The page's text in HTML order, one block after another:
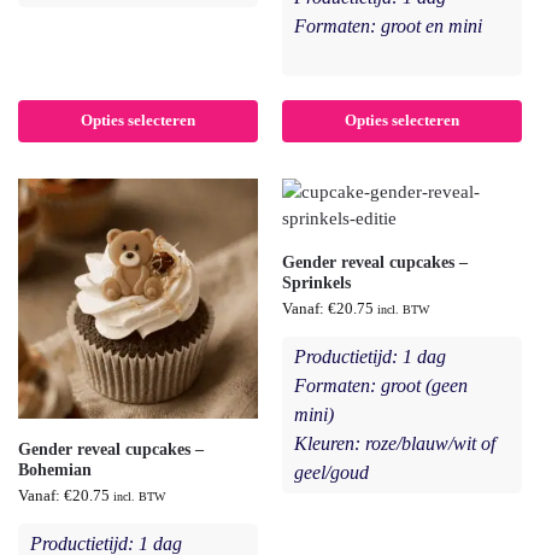
Opties selecteren
Formaten: groot en mini
Opties selecteren
Gender reveal cupcakes –
Bohemian
Vanaf: €20.75 incl. BTW
Productietijd: 1 dag
Gender reveal cupcakes –
Sprinkels
Vanaf: €20.75 incl. BTW
Productietijd: 1 dag
Formaten: groot (geen
mini)
Kleuren: roze/blauw/wit of
geel/goud